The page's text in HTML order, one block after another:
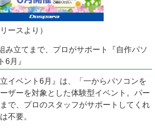
ースより）
み立てまで、プロがサポート『自作パソ
6月』
立イベント6月』は、「一からパソコンを
ザーを対象とした体験型イベント。パー
で、プロのスタッフがサポートしてくれ
不要。